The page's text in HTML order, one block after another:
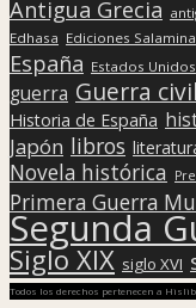
Antigua Grecia
Edhasa Ediciones Salamina
España Estados Unidos
guerra Guerra
Historia de España
Japón libros
Novela histórica
Primera Guerra
Segunda
Siglo XIX siglo XVI
Todos los derechos pertenecen a